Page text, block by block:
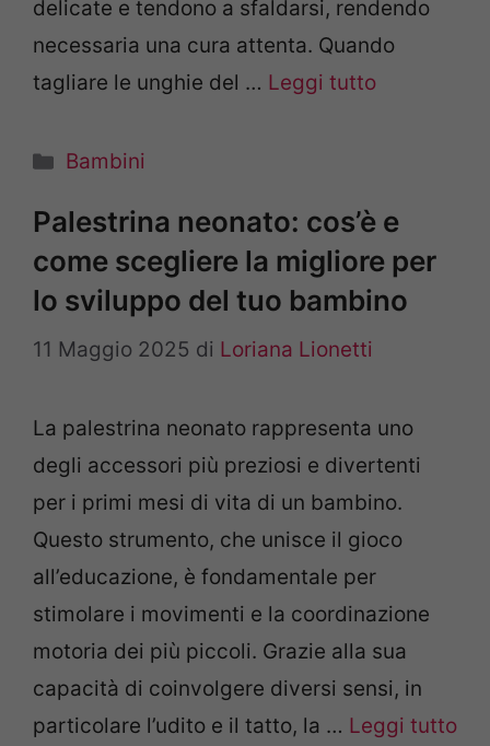
delicate e tendono a sfaldarsi, rendendo
necessaria una cura attenta. Quando
tagliare le unghie del … Leggi tutto
Categorie
Bambini
Palestrina neonato: cos’è e
come scegliere la migliore per
lo sviluppo del tuo bambino
11 Maggio 2025 di Loriana Lionetti
La palestrina neonato rappresenta uno
degli accessori più preziosi e divertenti
per i primi mesi di vita di un bambino.
Questo strumento, che unisce il gioco
all’educazione, è fondamentale per
stimolare i movimenti e la coordinazione
motoria dei più piccoli. Grazie alla sua
capacità di coinvolgere diversi sensi, in
particolare l’udito e il tatto, la … Leggi tutto